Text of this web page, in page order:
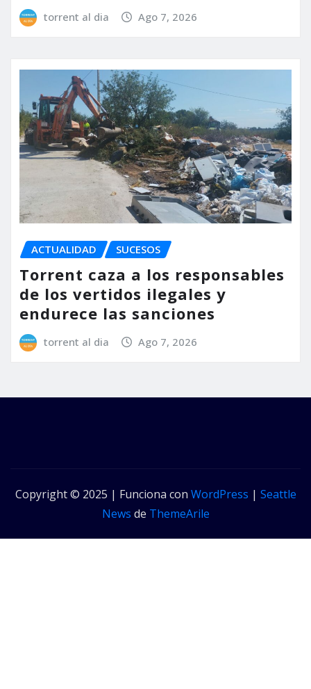
torrent al dia Ago 7, 2026
ACTUALIDAD SUCESOS
Torrent caza a los responsables
de los vertidos ilegales y
endurece las sanciones
torrent al dia Ago 7, 2026
Copyright © 2025 | Funciona con WordPress | Seattle
News de ThemeArile